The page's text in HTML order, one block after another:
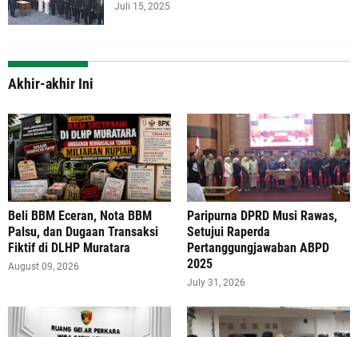
Juli 15, 2025
Akhir-akhir Ini
‎Beli BBM Eceran, Nota BBM
Palsu, dan Dugaan Transaksi
Fiktif di DLHP Muratara
August 09, 2026
Paripurna DPRD Musi Rawas,
Setujui Raperda
Pertanggungjawaban ABPD
2025
July 31, 2026